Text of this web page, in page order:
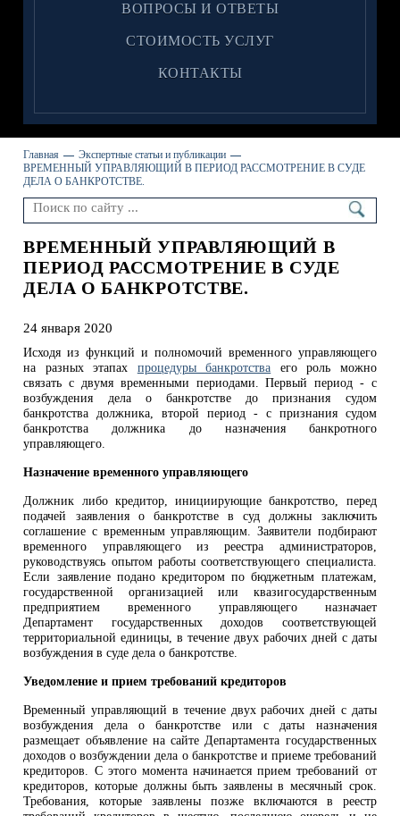
ВОПРОСЫ И ОТВЕТЫ
CТОИМОСТЬ УСЛУГ
КОНТАКТЫ
Главная
Экспертные статьи и публикации
ВРЕМЕННЫЙ УПРАВЛЯЮЩИЙ В ПЕРИОД РАССМОТРЕНИЕ В СУДЕ
ДЕЛА О БАНКРОТСТВЕ.
ВРЕМЕННЫЙ УПРАВЛЯЮЩИЙ В
ПЕРИОД РАССМОТРЕНИЕ В СУДЕ
ДЕЛА О БАНКРОТСТВЕ.
24 января 2020
Исходя из функций и полномочий временного управляющего
на разных этапах процедуры банкротства его роль можно
связать с двумя временными периодами. Первый период - с
возбуждения дела о банкротстве до признания судом
банкротства должника, второй период - с признания судом
банкротства должника до назначения банкротного
управляющего.
Назначение временного управляющего
Должник либо кредитор, инициирующие банкротство, перед
подачей заявления о банкротстве в суд должны заключить
соглашение с временным управляющим. Заявители подбирают
временного управляющего из реестра администраторов,
руководствуясь опытом работы соответствующего специалиста.
Если заявление подано кредитором по бюджетным платежам,
государственной организацией или квазигосударственным
предприятием временного управляющего назначает
Департамент государственных доходов соответствующей
территориальной единицы, в течение двух рабочих дней с даты
возбуждения в суде дела о банкротстве.
Уведомление и прием требований кредиторов
Временный управляющий в течение двух рабочих дней с даты
возбуждения дела о банкротстве или с даты назначения
размещает объявление на сайте Департамента государственных
доходов о возбуждении дела о банкротстве и приеме требований
кредиторов. С этого момента начинается прием требований от
кредиторов, которые должны быть заявлены в месячный срок.
Требования, которые заявлены позже включаются в реестр